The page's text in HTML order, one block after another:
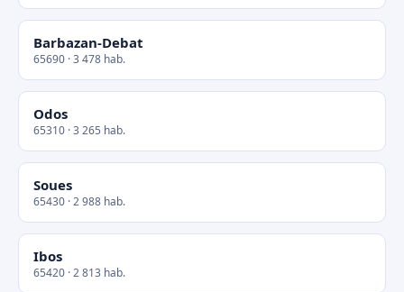
Barbazan-Debat
65690 · 3 478 hab.
Odos
65310 · 3 265 hab.
Soues
65430 · 2 988 hab.
Ibos
65420 · 2 813 hab.